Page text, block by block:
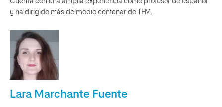
Cuenta con una amplia experiencia como profesor de español
y ha dirigido más de medio centenar de TFM.
Lara Marchante Fuente